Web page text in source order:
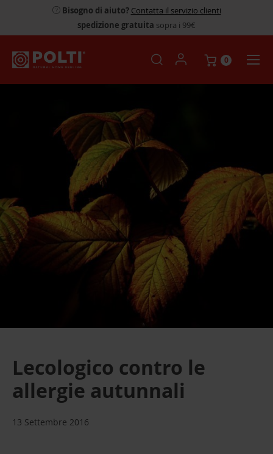
Bisogno di aiuto? Contatta il servizio clienti
spedizione gratuita sopra i 99€
0
Lecologico contro le
allergie autunnali
13 Settembre 2016